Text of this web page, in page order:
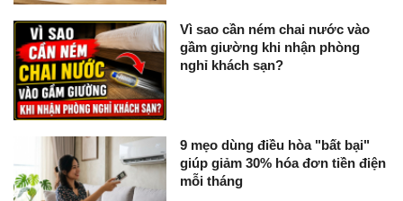
Vì sao cần ném chai nước vào
gầm giường khi nhận phòng
nghỉ khách sạn?
9 mẹo dùng điều hòa "bất bại"
giúp giảm 30% hóa đơn tiền điện
mỗi tháng